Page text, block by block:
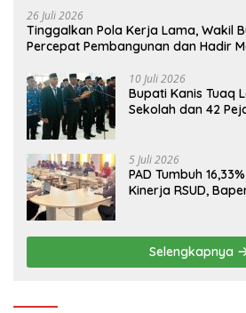
26 Juli 2026
Tinggalkan Pola Kerja Lama, Wakil
Percepat Pembangunan dan Hadir
10 Juli 2026
Bupati Kanis Tuaq
Sekolah dan 42
5 Juli 2026
PAD Tumbuh
Kinerja RSUD,
Selengkapnya